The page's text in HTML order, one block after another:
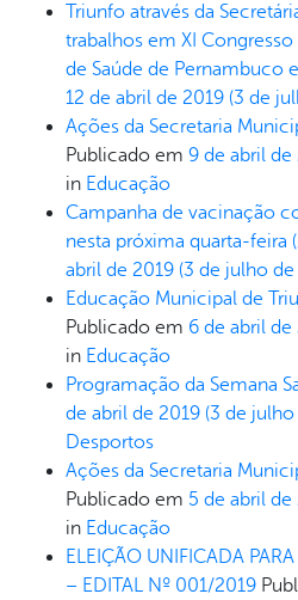
Triunfo através da
trabalhos em XI
de Saúde de Pernambuco
12 de abril de 2019 (3 de
Ações da Secretaria
Publicado em 9 de abril de
in Educação
Campanha de vacinação
nesta próxima quarta-feira
abril de 2019 (3 de julho
Educação Municipal de
Publicado em 6 de abril de
in Educação
Programação da Semana
de abril de 2019 (3 de
Desportos
Ações da Secretaria
Publicado em 5 de abril de
in Educação
ELEIÇÃO UNIFICADA
– EDITAL Nº 001/2019